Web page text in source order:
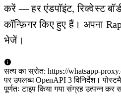
करें — हर एंडपॉइंट, रिक्वेस्ट
कॉन्फ़िगर किए हुए हैं। अपना
भेजें।
सत्य का स्रोत: https://whatsapp-
पर उपलब्ध OpenAPI 3 विनिर्देश।
पूर्णतः टाइप किया गया संग्रह उत्पन्न कर